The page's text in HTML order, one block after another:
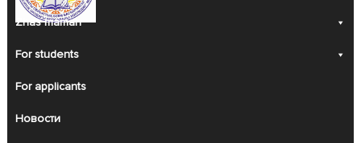
Zhas maman
For students
For applicants
Новости